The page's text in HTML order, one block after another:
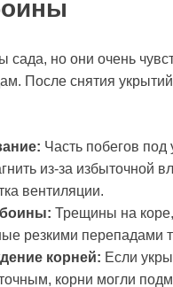
сада, но они очень
После снятия
Часть побегов под
из-за избыточной
вентиляции.
Трещины на коре,
резкими перепадами
корней: Если
корни могли